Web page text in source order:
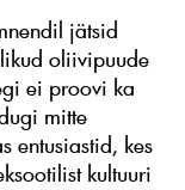
jätsid
oliivipuude
ei proovi ka
mitte
entusiastid, kes
kultuuri